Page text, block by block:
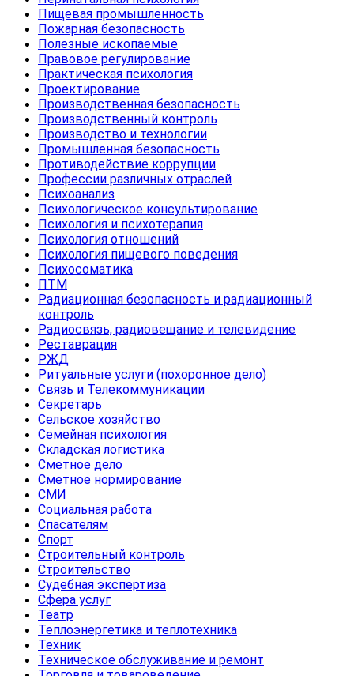
Пищевая промышленность
Пожарная безопасность
Полезные ископаемые
Правовое регулирование
Практическая психология
Проектирование
Производственная безопасность
Производственный контроль
Производство и технологии
Промышленная безопасность
Противодействие коррупции
Профессии различных отраслей
Психоанализ
Психологическое консультирование
Психология и психотерапия
Психология отношений
Психология пищевого поведения
Психосоматика
ПТМ
Радиационная безопасность и радиационный
контроль
Радиосвязь, радиовещание и телевидение
Реставрация
РЖД
Ритуальные услуги (похоронное дело)
Связь и Телекоммуникации
Секретарь
Сельское хозяйство
Семейная психология
Складская логистика
Сметное дело
Сметное нормирование
СМИ
Социальная работа
Спасателям
Спорт
Строительный контроль
Строительство
Судебная экспертиза
Сфера услуг
Театр
Теплоэнергетика и теплотехника
Техник
Техническое обслуживание и ремонт